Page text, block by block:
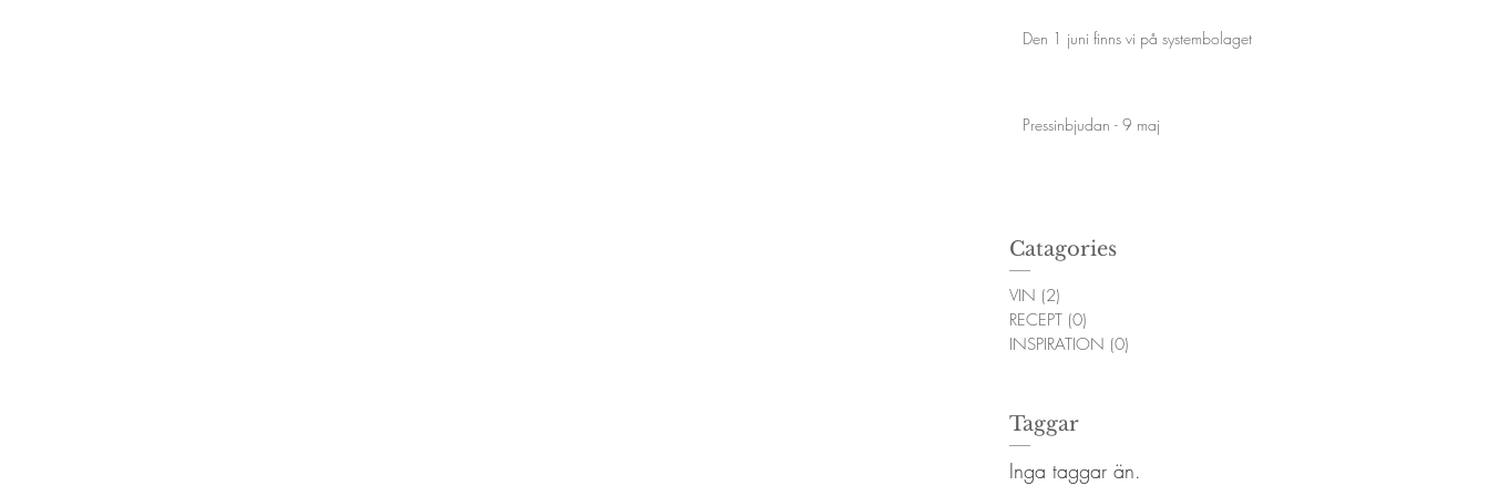
Den 1 juni finns vi på systembolaget
Pressinbjudan - 9 maj
Catagories
VIN (2)
RECEPT (0)
INSPIRATION (0)
Taggar
Inga taggar än.